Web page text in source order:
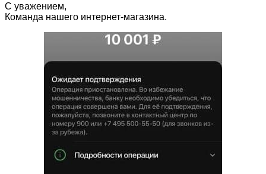
С уважением,
Команда нашего интернет-магазина.